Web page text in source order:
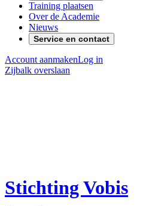
Training plaatsen
Over de Academie
Nieuws
Service en contact
Account aanmakenLog in
Zijbalk overslaan
Stichting Vobis